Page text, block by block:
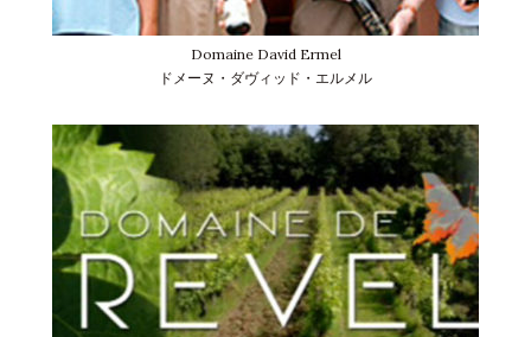
Domaine David Ermel
ドメーヌ・ダヴィッド・エルメル